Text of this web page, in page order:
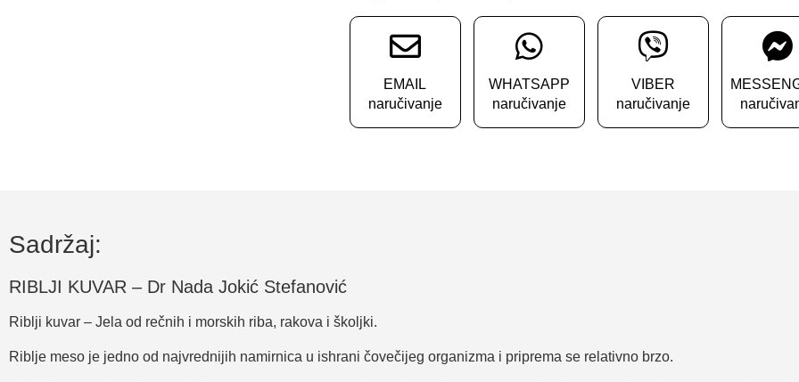
EMAIL
naručivanje
WHATSAPP
naručivanje
VIBER
naručivanje
Sadržaj:
RIBLJI KUVAR – Dr Nada Jokić Stefanović
Riblji kuvar – Jela od rečnih i morskih riba, rakova i školjki.
Riblje meso je jedno od najvrednijih namirnica u ishrani čovečijeg organizma i priprema se relativno brzo.